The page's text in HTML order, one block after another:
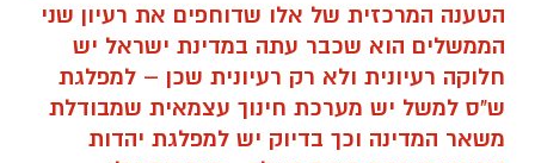
הטענה המרכזית של אלו שדוחפים את רעיון שני
הממשלים הוא שכבר עתה במדינת ישראל יש
חלוקה רעיונית ולא רק רעיונית שכן – למפלגת
ש"ס למשל יש מערכת חינוך עצמאית שמבודלת
משאר המדינה וכך בדיוק יש למפלגת יהדות